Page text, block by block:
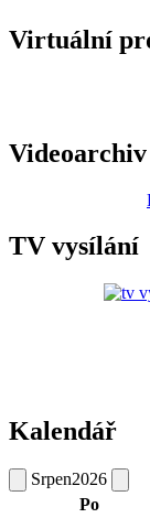
Virtuální
Videoarchiv
TV vysílání
Kalendář
Srpen2026
Po